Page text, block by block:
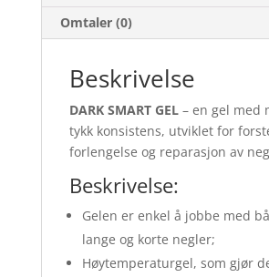
Omtaler (0)
Beskrivelse
DARK SMART GEL– en gel med
tykk konsistens, utviklet for
forlengelse og reparasjon av
Beskrivelse:
Gelen er enkel å jobbe med
lange og korte negler;
Høytemperaturgel, som gjør